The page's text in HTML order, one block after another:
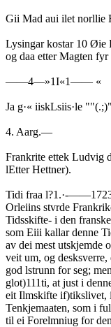
Gii Mad aui ilet norllie
Lysingar kostar 10 Øie
og daa etter Magten
——4—»1I«1—— «
Ja g·« iiskLsiis·le
4. Aarg.—
Frankrite ettek Ludvig
lEtter Hettner).
Tidi fraa l?1.·-
Orleiins stvrde
Tidsskifte- i den
som Eiii kallar denne
av dei mest utskjemde
veit um, og
god lstrunn for seg;
glot)111ti, at just i
eit Ilmskifte if)tikslivet,
Tenkjemaaten, som i
til ei Forelmniug for